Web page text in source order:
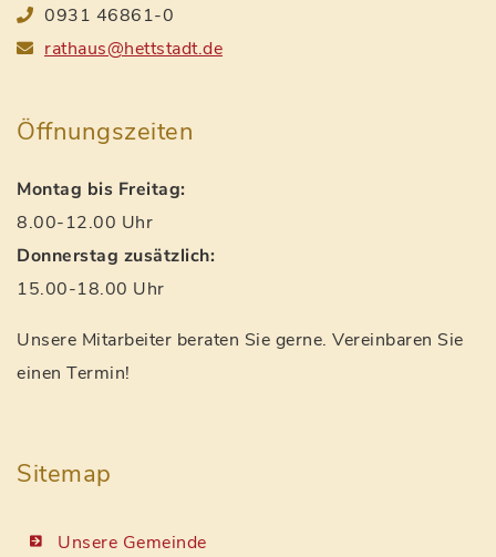
0931 46861-0
rathaus@hettstadt.de
Öffnungszeiten
Montag bis Freitag:
8.00-12.00 Uhr
Donnerstag zusätzlich:
15.00-18.00 Uhr
Unsere Mitarbeiter beraten Sie gerne. Vereinbaren Sie
einen Termin!
Sitemap
Unsere Gemeinde